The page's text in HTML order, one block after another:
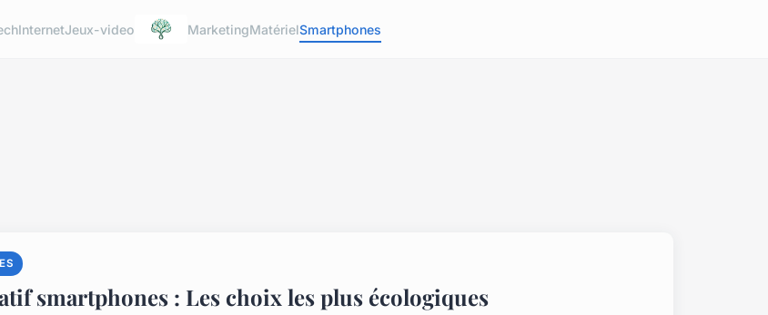
InternetJeux-video MarketingMatérielSmartphones
smartphones : Les choix les plus écologiques